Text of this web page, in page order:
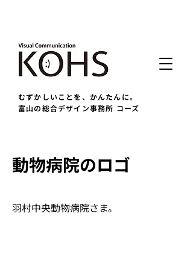
むずかしいことを、かんたんに。
富山の総合デザイン事務所 コーズ
動物病院のロゴ
羽村中央動物病院さま。